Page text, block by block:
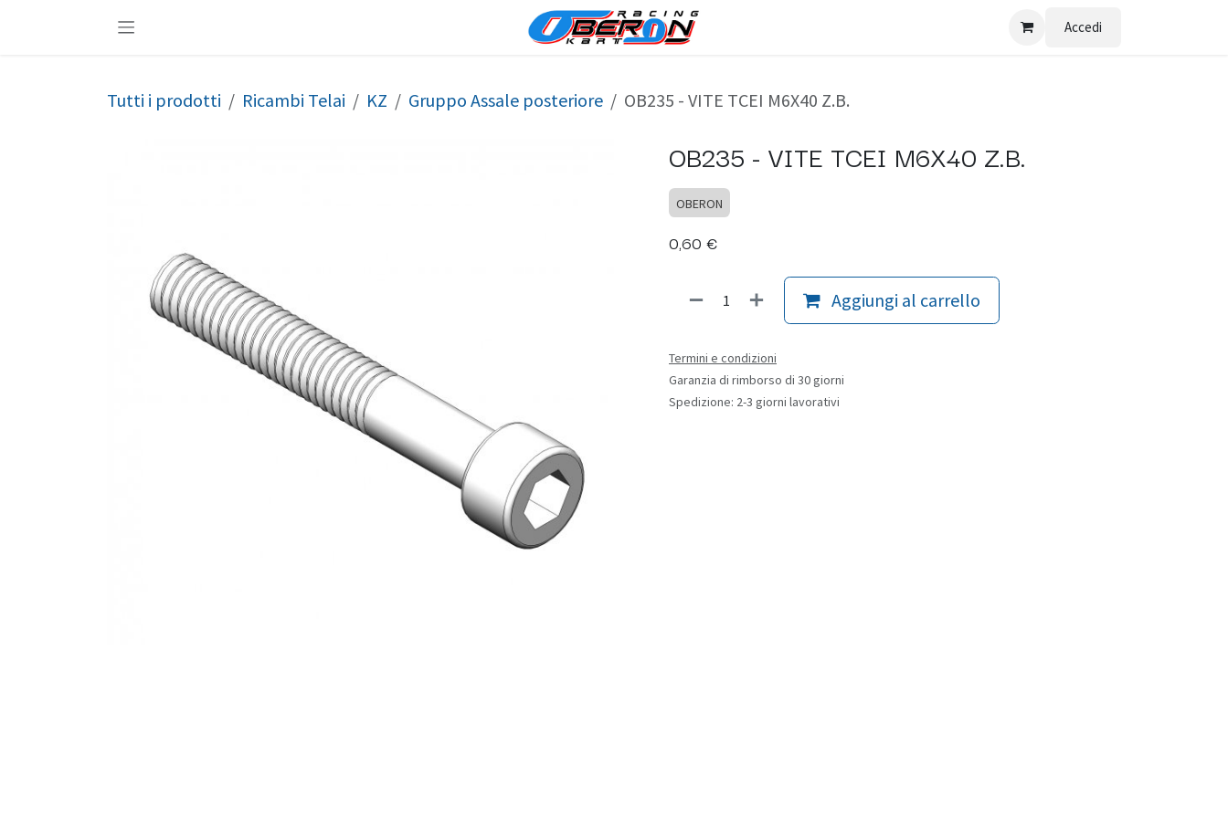
Accedi
Tutti i prodotti Ricambi Telai KZ Gruppo Assale posteriore OB235 - VITE TCEI M6X40 Z.B.
OB235 - VITE TCEI M6X40 Z.B.
OBERON
0,60 €
Aggiungi al carrello
Termini e condizioni
Garanzia di rimborso di 30 giorni
Spedizione: 2-3 giorni lavorativi